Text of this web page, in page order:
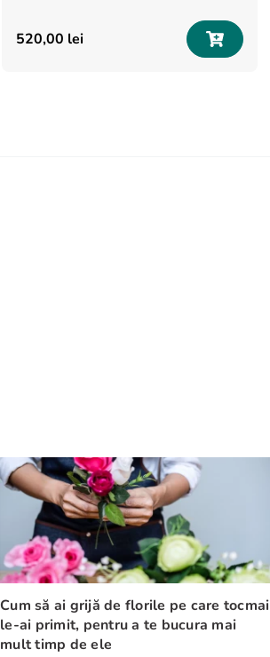
520,00 lei
Cum să ai grijă de florile pe care tocmai
le-ai primit, pentru a te bucura mai
mult timp de ele